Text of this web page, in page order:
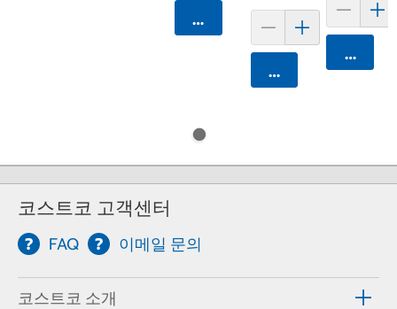
카트에 담기
카트에 담기
카트에
코스트코 고객센터
FAQ 이메일 문의
코스트코 소개